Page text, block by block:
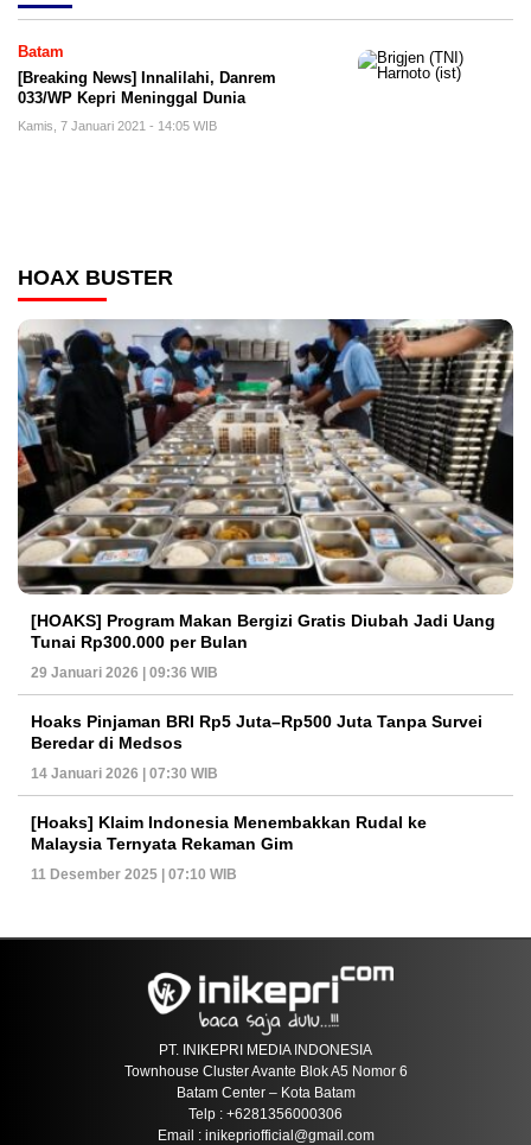
Batam
[Breaking News] Innalilahi, Danrem
033/WP Kepri Meninggal Dunia
Kamis, 7 Januari 2021 - 14:05 WIB
HOAX BUSTER
[HOAKS] Program Makan Bergizi Gratis Diubah Jadi Uang
Tunai Rp300.000 per Bulan
29 Januari 2026 | 09:36 WIB
Hoaks Pinjaman BRI Rp5 Juta–Rp500 Juta Tanpa Survei
Beredar di Medsos
14 Januari 2026 | 07:30 WIB
[Hoaks] Klaim Indonesia Menembakkan Rudal ke
Malaysia Ternyata Rekaman Gim
11 Desember 2025 | 07:10 WIB
PT. INIKEPRI MEDIA INDONESIA
Townhouse Cluster Avante Blok A5 Nomor 6
Batam Center – Kota Batam
Telp : +6281356000306
Email : inikepriofficial@gmail.com